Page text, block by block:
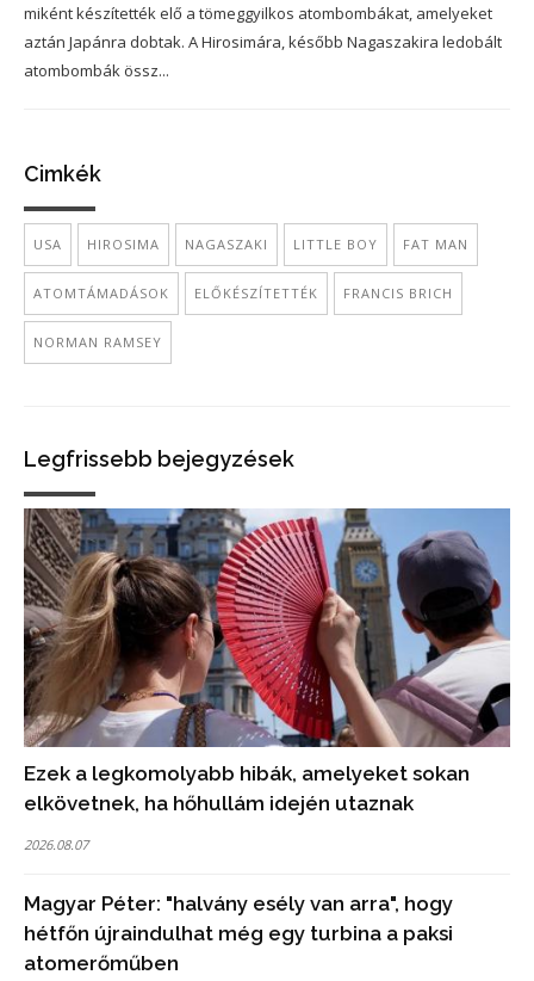
miként készítették elő a tömeggyilkos atombombákat, amelyeket
aztán Japánra dobtak. A Hirosimára, később Nagaszakira ledobált
atombombák össz...
Cimkék
USA HIROSIMA NAGASZAKI LITTLE BOY FAT MAN
ATOMTÁMADÁSOK ELŐKÉSZÍTETTÉK FRANCIS BRICH
NORMAN RAMSEY
Legfrissebb bejegyzések
Ezek a legkomolyabb hibák, amelyeket sokan
elkövetnek, ha hőhullám idején utaznak
2026.08.07
Magyar Péter: "halvány esély van arra", hogy
hétfőn újraindulhat még egy turbina a paksi
atomerőműben